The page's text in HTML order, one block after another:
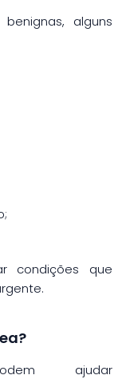
alguns
condições que
ajudar